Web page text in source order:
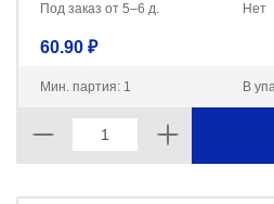
Под заказ от 5–6 д. Нет
60.90 ₽
Мин. партия: 1 В